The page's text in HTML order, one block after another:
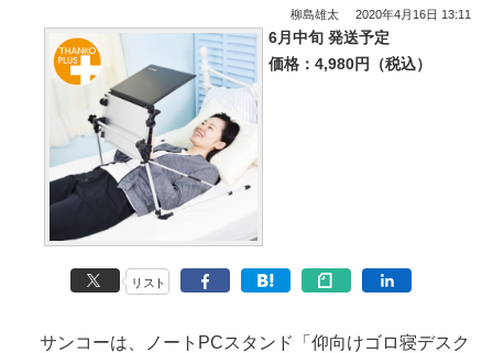
柳島雄太 2020年4月16日 13:11
6月中旬 発送予定
価格：4,980円（税込）
リスト
サンコーは、ノートPCスタンド「仰向けゴロ寝デスク